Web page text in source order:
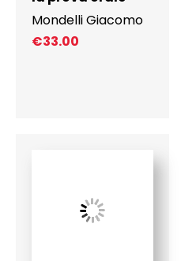
Mondelli Giacomo
€33.00